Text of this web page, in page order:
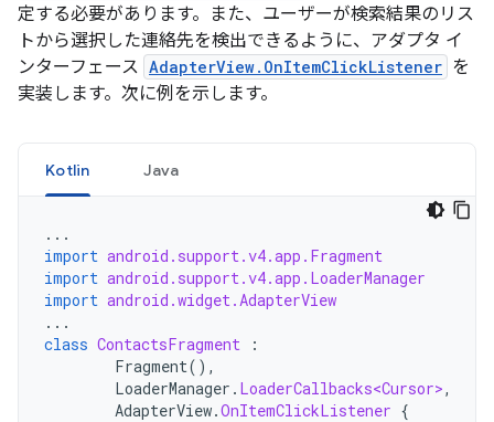
定する必要があります。また、ユーザーが検索結果のリス
トから選択した連絡先を検出できるように、アダプタ イ
ンターフェース AdapterView.OnItemClickListener を
実装します。次に例を示します。
Kotlin Java
...
import android.support.v4.app.Fragment
import android.support.v4.app.LoaderManager
import android.widget.AdapterView
...
class ContactsFragment
:
Fragment(),
LoaderManager . LoaderCallbacks<Cursor>,
AdapterView.OnItemClickListener {